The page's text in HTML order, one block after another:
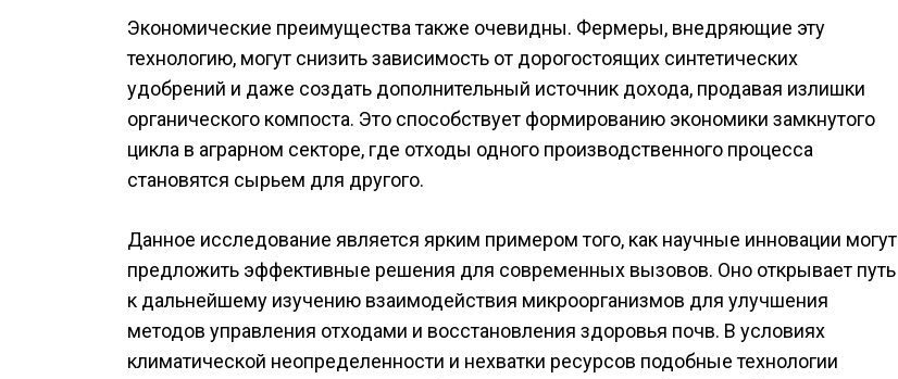
Экономические преимущества также очевидны. Фермеры, внедряющие эту
технологию, могут снизить зависимость от дорогостоящих синтетических
удобрений и даже создать дополнительный источник дохода, продавая излишки
органического компоста. Это способствует формированию экономики замкнутого
цикла в аграрном секторе, где отходы одного производственного процесса
становятся сырьем для другого.
Данное исследование является ярким примером того, как научные инновации могут
предложить эффективные решения для современных вызовов. Оно открывает путь
к дальнейшему изучению взаимодействия микроорганизмов для улучшения
методов управления отходами и восстановления здоровья почв. В условиях
климатической неопределенности и нехватки ресурсов подобные технологии